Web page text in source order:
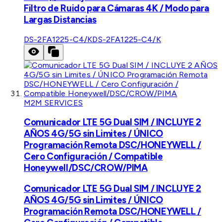
Filtro de Ruido para Cámaras 4K / Modo para
Largas Distancias
DS-2FA1225-C4/KDS-2FA1225-C4/K
M2M SERVICES
Comunicador LTE 5G Dual SIM / INCLUYE 2
AÑOS 4G/5G sin Limites / ÚNICO
Programación Remota DSC/HONEYWELL /
Cero Configuración / Compatible
Honeywell/DSC/CROW/PIMA
Comunicador LTE 5G Dual SIM / INCLUYE 2
AÑOS 4G/5G sin Limites / ÚNICO
Programación Remota DSC/HONEYWELL /